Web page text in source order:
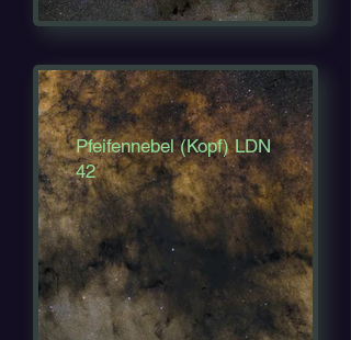
Pfeifennebel (Kopf) LDN
42